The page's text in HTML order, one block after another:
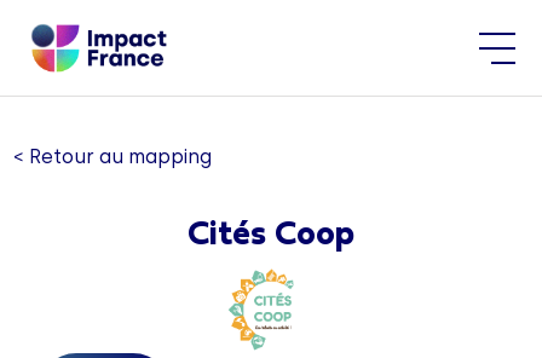
< Retour au mapping
Cités Coop